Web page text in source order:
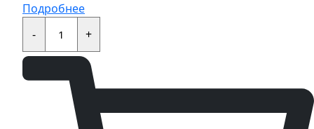
Подробнее
-
Сальник
22x29x4+